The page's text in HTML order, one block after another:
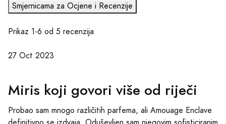
Smjernicama za Ocjene i Recenzije
Prikaz 1-6 od 5 recenzija
27 Oct 2023
Miris koji govori više od riječi
Probao sam mnogo različitih parfema, ali Amouage Enclave